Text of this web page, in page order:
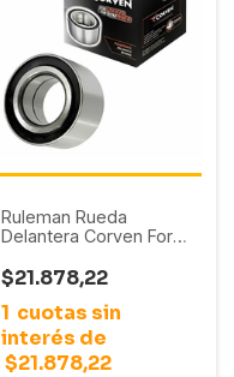
Ruleman Rueda
Delantera Corven Ford
/ Ka (39X72X37) S/ABS
$21.878,22
1 cuotas sin
interés de
$21.878,22